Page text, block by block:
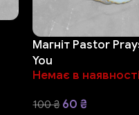
Магніт Pastor
You
Немає в
100₴ 60₴